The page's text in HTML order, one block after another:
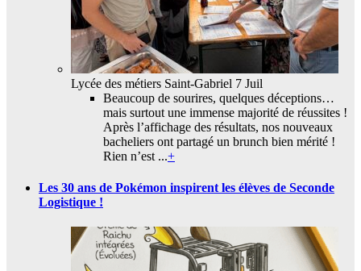
Lycée des métiers Saint-Gabriel 7 Juil
Beaucoup de sourires, quelques déceptions…
mais surtout une immense majorité de réussites !
Après l’affichage des résultats, nos nouveaux
bacheliers ont partagé un brunch bien mérité !
Rien n’est ...+
Les 30 ans de Pokémon inspirent les élèves de Seconde
Logistique !